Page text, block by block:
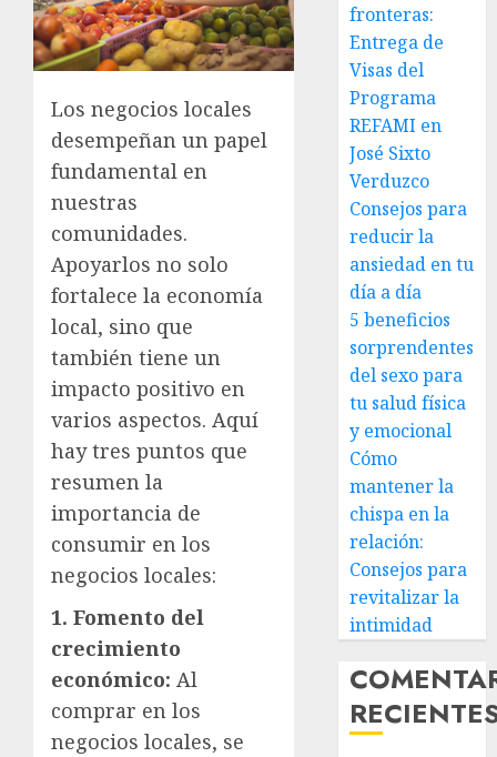
Los negocios locales
desempeñan un papel
fundamental en
nuestras
comunidades.
Apoyarlos no solo
fortalece la economía
local, sino que
también tiene un
impacto positivo en
varios aspectos. Aquí
hay tres puntos que
resumen la
importancia de
consumir en los
negocios locales:
1. Fomento del
crecimiento
económico: Al
comprar en los
negocios locales, se
fronteras:
Entrega de
Visas del
Programa
REFAMI en
José Sixto
Verduzco
Consejos para
reducir la
ansiedad en tu
día a día
5 beneficios
sorprendentes
del sexo para
tu salud física
y emocional
Cómo
mantener la
chispa en la
relación:
Consejos para
revitalizar la
intimidad